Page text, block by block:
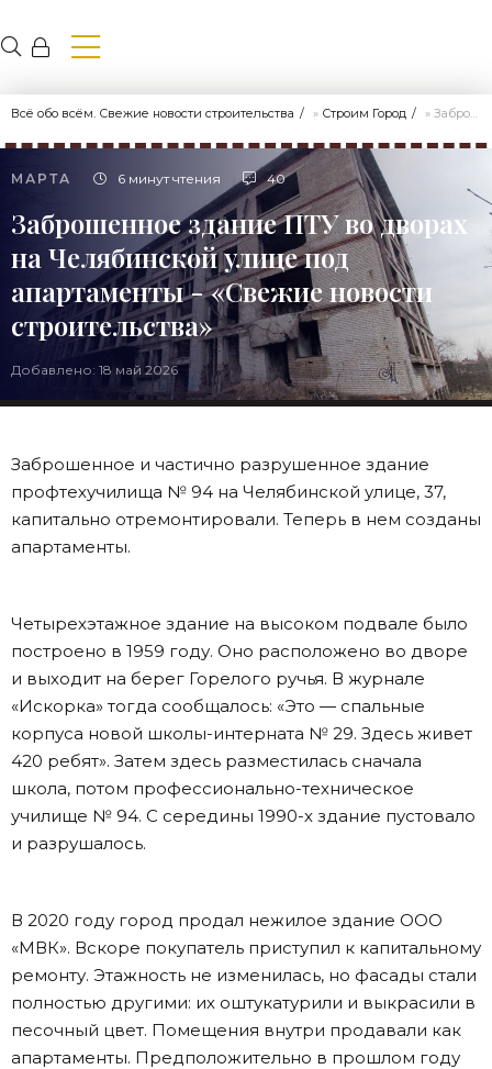
Всё обо всём. Свежие новости строительства » Строим Город » Заброшенное здание ПТУ во дворах на Челябинской улице под апартаменты - «Свежие новости строительства»
МАРТА 6 минут чтения 40
Заброшенное здание ПТУ во дворах
на Челябинской улице под
апартаменты - «Свежие новости
строительства»
Добавлено: 18 май 2026
Заброшенное и частично разрушенное здание
профтехучилища № 94 на Челябинской улице, 37,
капитально отремонтировали. Теперь в нем созданы
апартаменты.
Четырехэтажное здание на высоком подвале было
построено в 1959 году. Оно расположено во дворе
и выходит на берег Горелого ручья. В журнале
«Искорка» тогда сообщалось: «Это — спальные
корпуса новой школы-интерната № 29. Здесь живет
420 ребят». Затем здесь разместилась сначала
школа, потом профессионально-техническое
училище № 94. С середины 1990-х здание пустовало
и разрушалось.
В 2020 году город продал нежилое здание ООО
«МВК». Вскоре покупатель приступил к капитальному
ремонту. Этажность не изменилась, но фасады стали
полностью другими: их оштукатурили и выкрасили в
песочный цвет. Помещения внутри продавали как
апартаменты. Предположительно в прошлом году